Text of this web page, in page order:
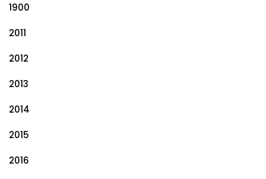
1900
2011
2012
2013
2014
2015
2016